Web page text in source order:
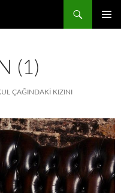
(1)
ÇAĞINDAKI KIZINI